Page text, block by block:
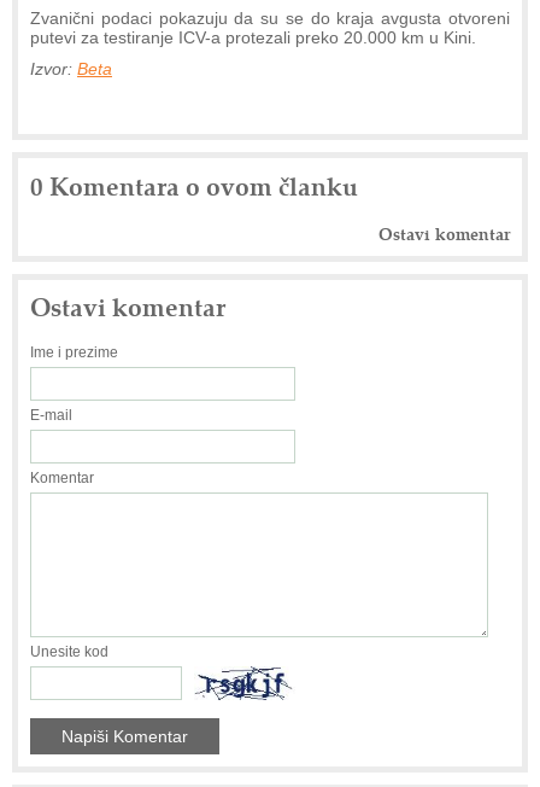
Zvanični podaci pokazuju da su se do kraja avgusta otvoreni
putevi za testiranje ICV-a protezali preko 20.000 km u Kini.
Izvor: Beta
0 Komentara o ovom članku
Ostavi komentar
Ostavi komentar
Ime i prezime
E-mail
Komentar
Unesite kod